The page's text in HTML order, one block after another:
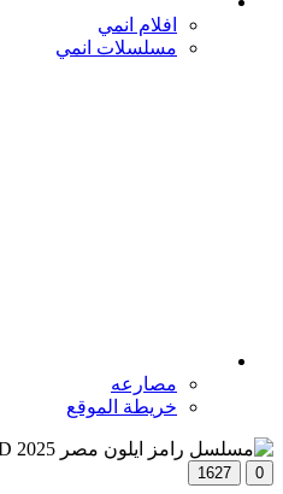
افلام انمي
مسلسلات انمي
مصارعه
خريطة الموقع
0
1627